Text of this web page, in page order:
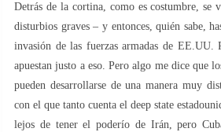
Detrás de la cortina, como es costumbre, se
disturbios graves – y entonces, quién sabe,
invasión de las fuerzas armadas de EE.UU.
apuestan justo a eso. Pero algo me dice que
pueden desarrollarse de una manera muy
con el que tanto cuenta el deep state
lejos de tener el poderío de Irán, pero